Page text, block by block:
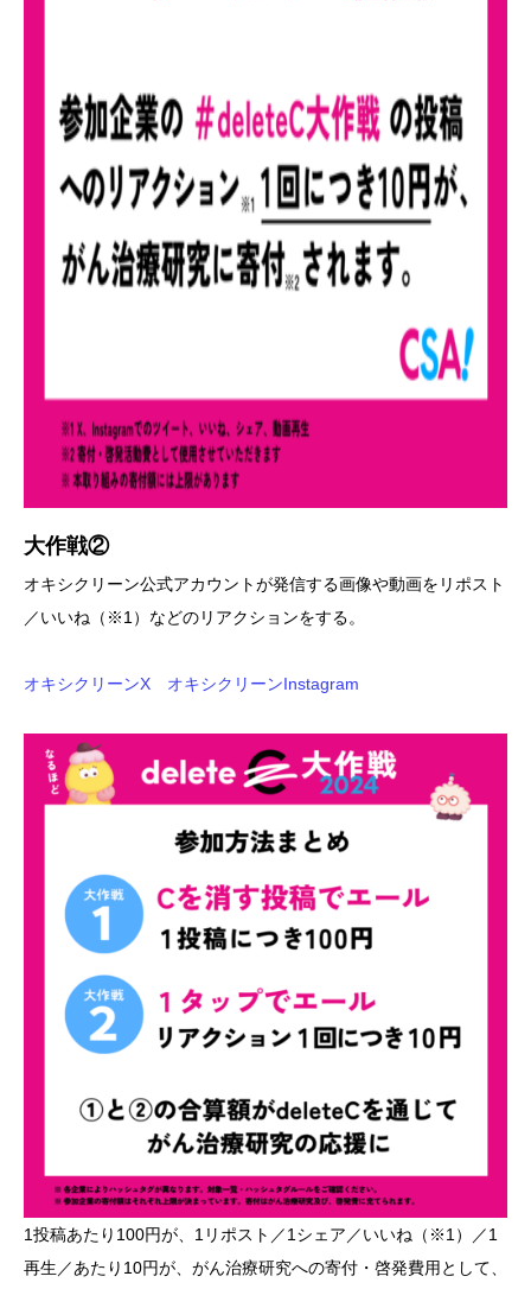
大作戦②
オキシクリーン公式アカウントが発信する画像や動画をリポスト
／いいね（※1）などのリアクションをする。
オキシクリーンX オキシクリーンInstagram
1投稿あたり100円が、1リポスト／1シェア／いいね（※1）／1
再生／あたり10円が、がん治療研究への寄付・啓発費用として、